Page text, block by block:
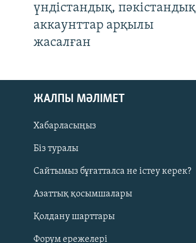
Русский
ЖАЗЫЛЫҢЫЗ
үндістандық, пәкістандық
аккаунттар арқылы
жасалған
ЖАЛПЫ МӘЛІМЕТ
Хабарласыңыз
Біз туралы
Сайтымыз бұғатталса не істеу керек?
Азаттық қосымшалары
Қолдану шарттары
Форум ережелері